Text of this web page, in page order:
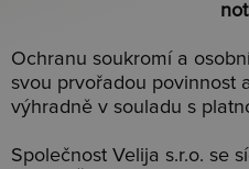
Ochranu soukromí a
svou prvořadou povinnost
výhradně v souladu s
Společnost Velija s.r.o. se